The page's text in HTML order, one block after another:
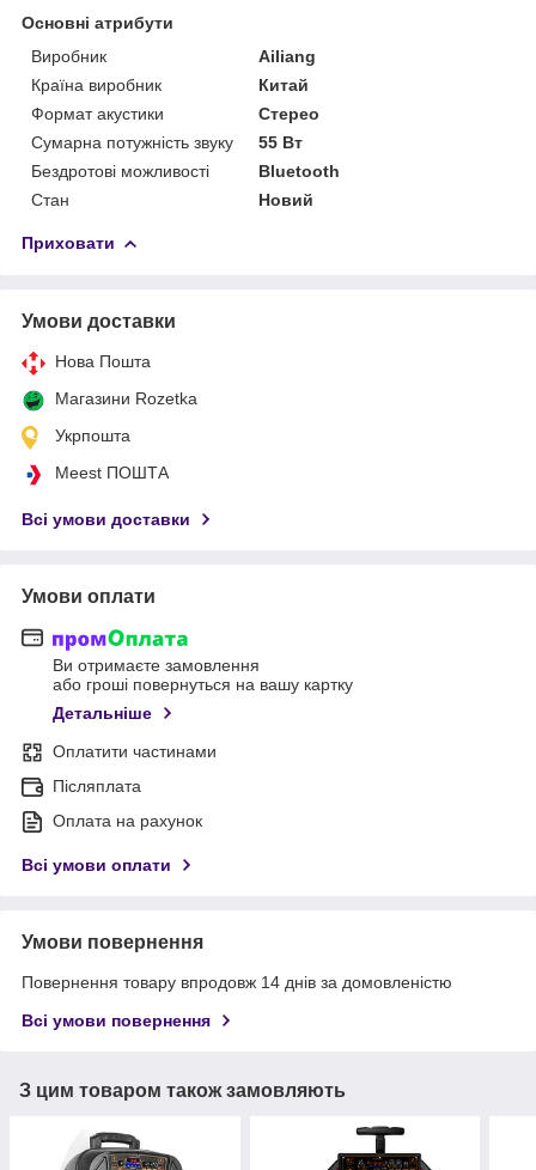
Основні атрибути
Виробник
Ailiang
Країна виробник
Китай
Формат акустики
Стерео
Сумарна потужність звуку
55 Вт
Бездротові можливості
Bluetooth
Стан
Новий
Приховати
Умови доставки
Нова Пошта
Магазини Rozetka
Укрпошта
Meest ПОШТА
Всі умови доставки
Умови оплати
Ви отримаєте замовлення
або гроші повернуться на вашу картку
Детальніше
Оплатити частинами
Післяплата
Оплата на рахунок
Всі умови оплати
Умови повернення
Повернення товару впродовж 14 днів за домовленістю
Всі умови повернення
З цим товаром також замовляють